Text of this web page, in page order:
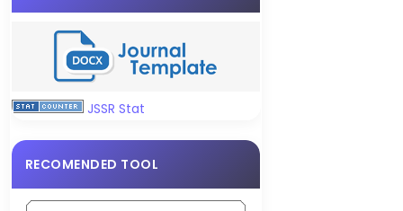
JSSR Stat
RECOMENDED TOOL